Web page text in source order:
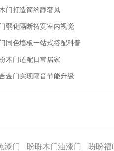
门打造简约静奢风
弱化隔断拓宽室内视觉
同色墙板一站式搭配科普
木门适配日常居家
金门实现隔音节能升级
漆门 盼盼木门油漆门 盼盼福